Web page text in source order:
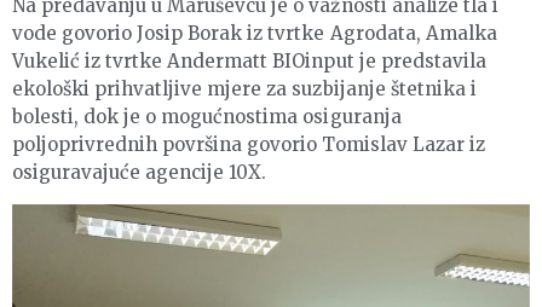
Na predavanju u Maruševcu je o važnosti analize tla i
vode govorio Josip Borak iz tvrtke Agrodata, Amalka
Vukelić iz tvrtke Andermatt BIOinput je predstavila
ekološki prihvatljive mjere za suzbijanje štetnika i
bolesti, dok je o mogućnostima osiguranja
poljoprivrednih površina govorio Tomislav Lazar iz
osiguravajuće agencije 10X.